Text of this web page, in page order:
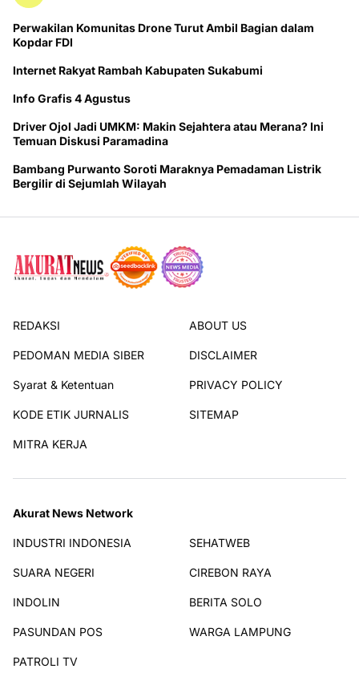
Perwakilan Komunitas Drone Turut Ambil Bagian dalam
Kopdar FDI
Internet Rakyat Rambah Kabupaten Sukabumi
Info Grafis 4 Agustus
Driver Ojol Jadi UMKM: Makin Sejahtera atau Merana? Ini
Temuan Diskusi Paramadina
Bambang Purwanto Soroti Maraknya Pemadaman Listrik
Bergilir di Sejumlah Wilayah
REDAKSI ABOUT US
PEDOMAN MEDIA SIBER DISCLAIMER
Syarat & Ketentuan PRIVACY POLICY
KODE ETIK JURNALIS SITEMAP
MITRA KERJA
Akurat News Network
INDUSTRI INDONESIA SEHATWEB
SUARA NEGERI CIREBON RAYA
INDOLIN BERITA SOLO
PASUNDAN POS WARGA LAMPUNG
PATROLI TV